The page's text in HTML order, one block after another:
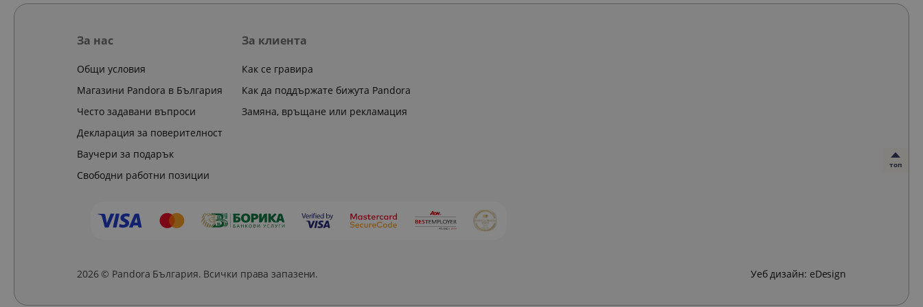
топ
За нас
Общи условия
Магазини Pandora в България
Често задавани въпроси
Декларация за поверителност
Ваучери за подарък
Свободни работни позиции
За клиента
Как се гравира
Как да поддържате бижута Pandora
Замяна, връщане или рекламация
2026 © Pandora България. Всички права запазени. Уеб дизайн: eDesign